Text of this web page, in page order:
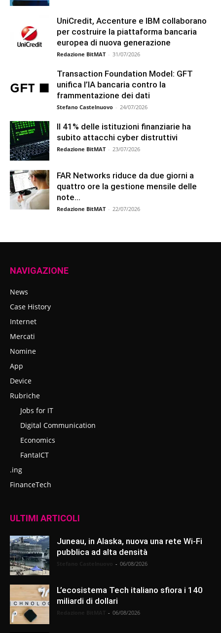
UniCredit, Accenture e IBM collaborano
per costruire la piattaforma bancaria
europea di nuova generazione
Redazione BitMAT - 31/07/2026
Transaction Foundation Model: GFT
unifica l’IA bancaria contro la
frammentazione dei dati
Stefano Castelnuovo - 24/07/2026
Il 41% delle istituzioni finanziarie ha
subito attacchi cyber distruttivi
Redazione BitMAT - 23/07/2026
FAR Networks riduce da due giorni a
quattro ore la gestione mensile delle
note...
Redazione BitMAT - 22/07/2026
NAVIGAZIONE
News
Case History
Internet
Mercati
Nomine
App
Device
Rubriche
Jobs for IT
Digital Communication
Economics
FantaICT
.ing
FinanceTech
ULTIMI ARTICOLI
Juneau, in Alaska, nuova una rete Wi-Fi
pubblica ad alta densità
- 06/08/2026
L’ecosistema Tech italiano sfiora i 140
miliardi di dollari
- 06/08/2026